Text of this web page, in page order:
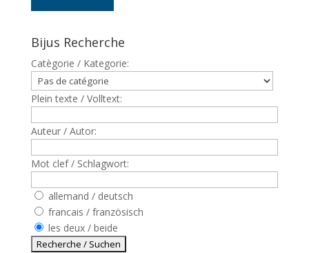
Bijus Recherche
Catègorie / Kategorie:
Plein texte / Volltext:
Auteur / Autor:
Mot clef / Schlagwort:
allemand / deutsch
francais / französisch
les deux / beide